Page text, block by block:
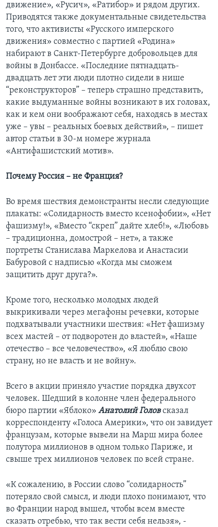
движение», «Русич», «Ратибор» и рядом других.
Приводятся также документальные свидетельства
того, что активисты «Русского имперского
движения» совместно с партией «Родина»
набирают в Санкт-Петербурге добровольцев для
войны в Донбассе. «Последние пятнадцать-
двадцать лет эти люди плотно сидели в нише
“реконструкторов” – теперь страшно представить,
какие выдуманные войны возникают в их головах,
как и кем они воображают себя, находясь в местах
уже – увы – реальных боевых действий», – пишет
автор статьи в 30-м номере журнала
«Антифашистский мотив».
Почему Россия – не Франция?
Во время шествия демонстранты несли следующие
плакаты: «Солидарность вместо ксенофобии», «Нет
фашизму!», «Вместо “скреп” дайте хлеб!», «Любовь
– традиционна, домострой – нет», а также
портреты Станислава Маркелова и Анастасии
Бабуровой с надписью «Когда мы сможем
защитить друг друга?».
Кроме того, несколько молодых людей
выкрикивали через мегафоны речевки, которые
подхватывали участники шествия: «Нет фашизму
всех мастей – от подворотен до властей», «Наше
отечество – все человечество», «Я люблю свою
страну, но не власть и не войну».
Всего в акции приняло участие порядка двухсот
человек. Шедший в колонне член федерального
бюро партии «Яблоко» Анатолий Головсказал
корреспонденту «Голоса Америки», что он завидует
французам, которые вывели на Марш мира более
полутора миллионов в одном только Париже, и
свыше трех миллионов человек по всей стране.
«К сожалению, в России слово “солидарность”
потеряло свой смысл, и люди плохо понимают, что
во Франции народ вышел, чтобы всем вместе
сказать отребью, что так вести себя нельзя», -